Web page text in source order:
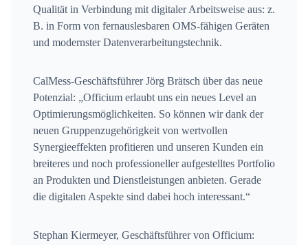
Qualität in Verbindung mit digitaler Arbeitsweise aus: z.
B. in Form von fernauslesbaren OMS-fähigen Geräten
und modernster Datenverarbeitungstechnik.
CalMess-Geschäftsführer Jörg Brätsch über das neue
Potenzial: „Officium erlaubt uns ein neues Level an
Optimierungsmöglichkeiten. So können wir dank der
neuen Gruppenzugehörigkeit von wertvollen
Synergieeffekten profitieren und unseren Kunden ein
breiteres und noch professioneller aufgestelltes Portfolio
an Produkten und Dienstleistungen anbieten. Gerade
die digitalen Aspekte sind dabei hoch interessant.“
Stephan Kiermeyer, Geschäftsführer von Officium: